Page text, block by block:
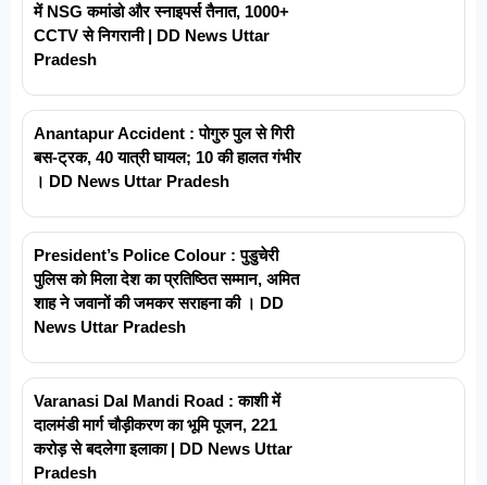
में NSG कमांडो और स्नाइपर्स तैनात, 1000+
CCTV से निगरानी | DD News Uttar
Pradesh
Anantapur Accident : पोगुरु पुल से गिरी
बस-ट्रक, 40 यात्री घायल; 10 की हालत गंभीर
। DD News Uttar Pradesh
President’s Police Colour : पुडुचेरी
पुलिस को मिला देश का प्रतिष्ठित सम्मान, अमित
शाह ने जवानों की जमकर सराहना की । DD
News Uttar Pradesh
Varanasi Dal Mandi Road : काशी में
दालमंडी मार्ग चौड़ीकरण का भूमि पूजन, 221
करोड़ से बदलेगा इलाका | DD News Uttar
Pradesh